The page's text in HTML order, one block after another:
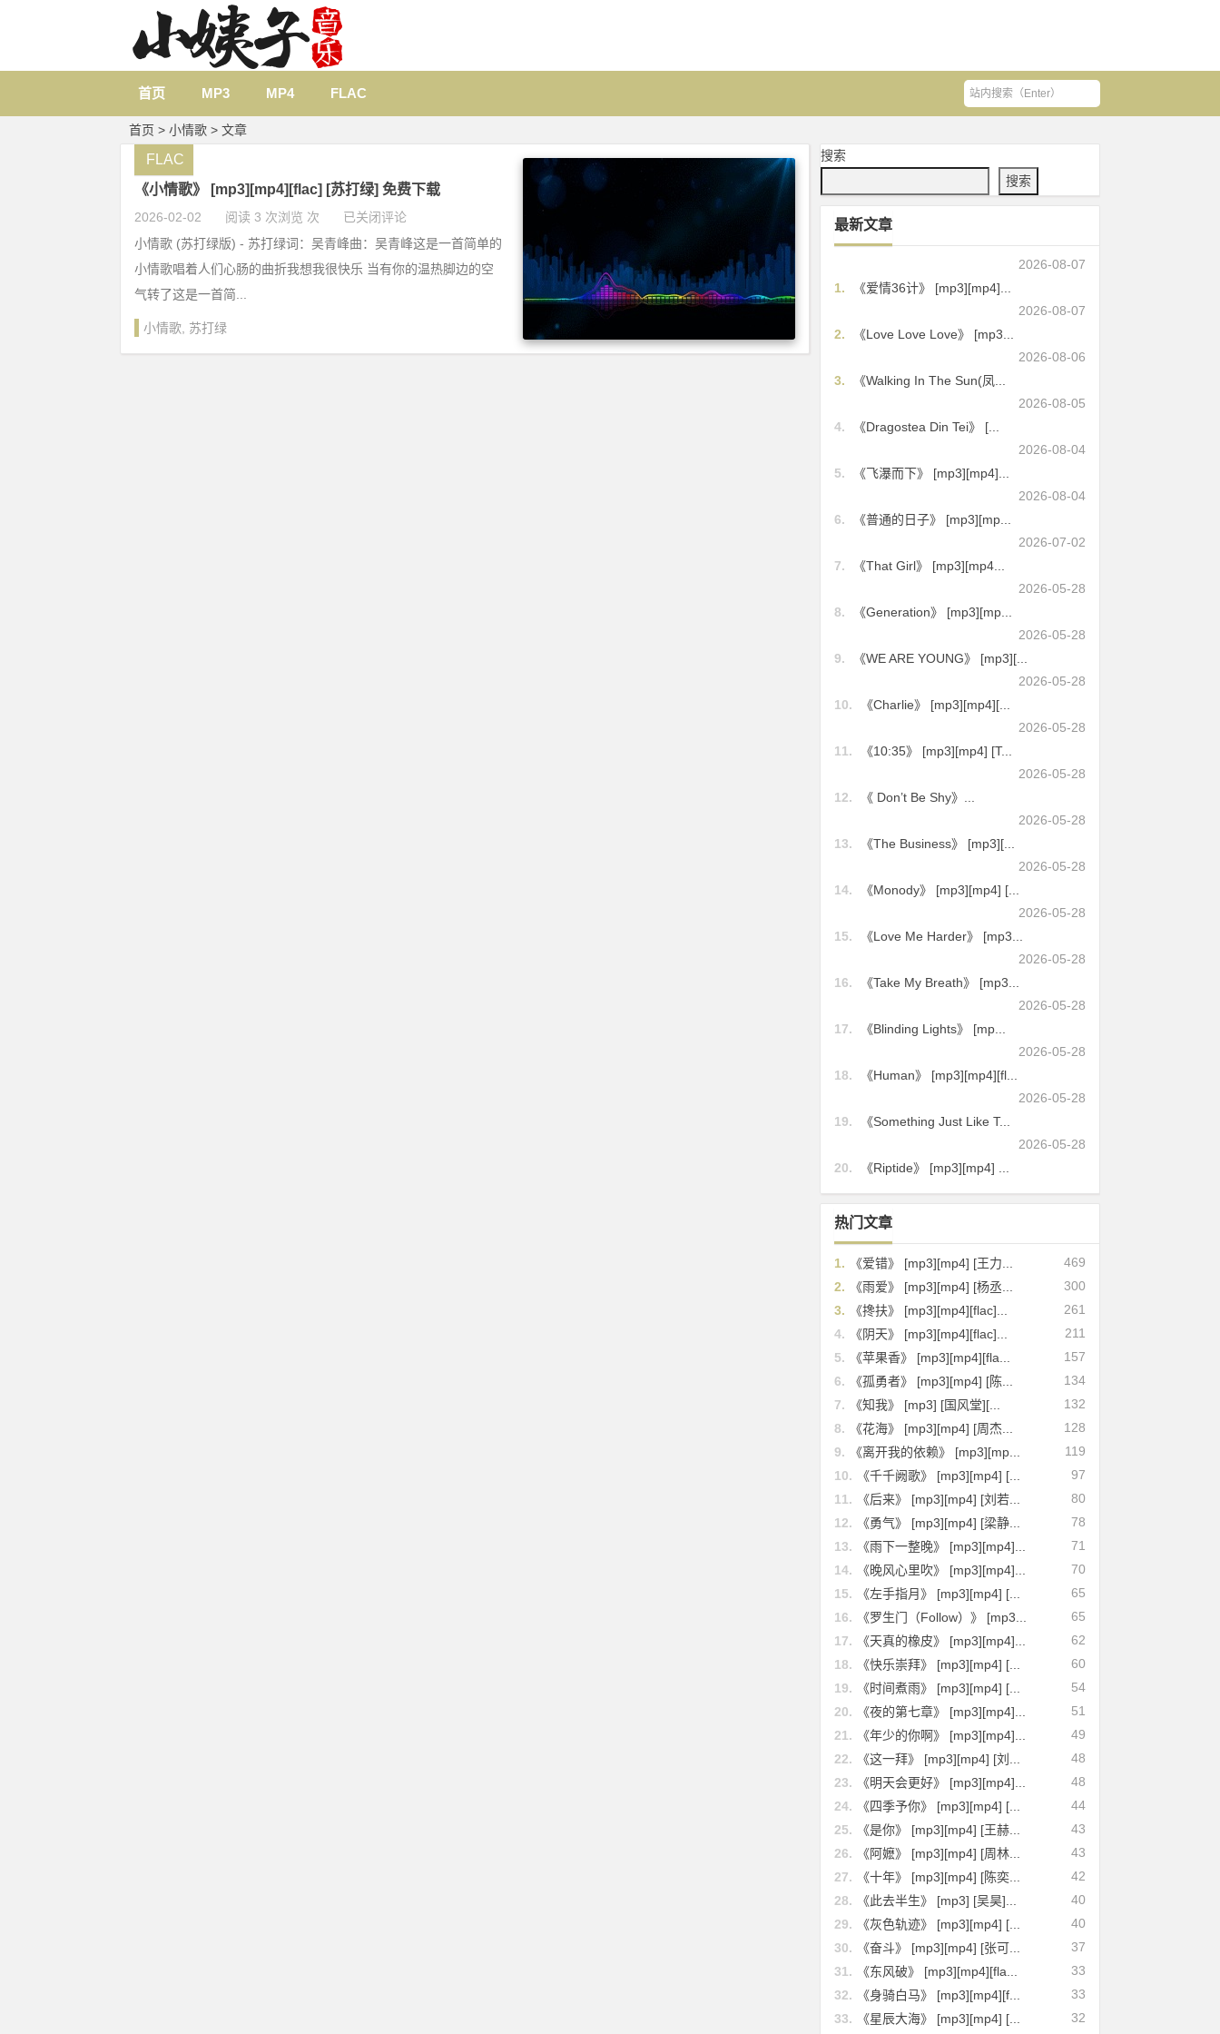
首页 MP3 MP4 FLAC
首页 > 小情歌 > 文章
《小情歌》 [mp3][mp4][flac] [苏打绿] 免费下载
2026-02-02 阅读 3 次浏览 次 已关闭评论
FLAC
小情歌 (苏打绿版) - 苏打绿词：吴青峰曲：吴青峰这是一首简单的
小情歌唱着人们心肠的曲折我想我很快乐 当有你的温热脚边的空
气转了这是一首简...
小情歌 苏打绿
搜索
搜索
最新文章
2026-08-07
1.
《爱情36计》 [mp3][mp4]...
2026-08-07
2.
《Love Love Love》 [mp3...
2026-08-06
3.
《Walking In The Sun(凤...
2026-08-05
4.
《Dragostea Din Tei》 [...
2026-08-04
5.
《飞瀑而下》 [mp3][mp4]...
2026-08-04
6.
《普通的日子》 [mp3][mp...
2026-07-02
7.
《That Girl》 [mp3][mp4...
2026-05-28
8.
《Generation》 [mp3][mp...
2026-05-28
9.
《WE ARE YOUNG》 [mp3][...
2026-05-28
10.
《Charlie》 [mp3][mp4][...
2026-05-28
11.
《10:35》 [mp3][mp4] [T...
2026-05-28
12.
《 Don’t Be Shy》...
2026-05-28
13.
《The Business》 [mp3][...
2026-05-28
14.
《Monody》 [mp3][mp4] [...
2026-05-28
15.
《Love Me Harder》 [mp3...
2026-05-28
16.
《Take My Breath》 [mp3...
2026-05-28
17.
《Blinding Lights》 [mp...
2026-05-28
18.
《Human》 [mp3][mp4][fl...
2026-05-28
19.
《Something Just Like T...
2026-05-28
20.
《Riptide》 [mp3][mp4] ...
热门文章
469
1.
《爱错》 [mp3][mp4] [王力...
300
2.
《雨爱》 [mp3][mp4] [杨丞...
261
3.
《搀扶》 [mp3][mp4][flac]...
211
4.
《阴天》 [mp3][mp4][flac]...
157
5.
《苹果香》 [mp3][mp4][fla...
134
6.
《孤勇者》 [mp3][mp4] [陈...
132
7.
《知我》 [mp3] [国风堂][...
128
8.
《花海》 [mp3][mp4] [周杰...
119
9.
《离开我的依赖》 [mp3][mp...
97
10.
《千千阙歌》 [mp3][mp4] [...
80
11.
《后来》 [mp3][mp4] [刘若...
78
12.
《勇气》 [mp3][mp4] [梁静...
71
13.
《雨下一整晚》 [mp3][mp4]...
70
14.
《晚风心里吹》 [mp3][mp4]...
65
15.
《左手指月》 [mp3][mp4] [...
65
16.
《罗生门（Follow）》 [mp3...
62
17.
《天真的橡皮》 [mp3][mp4]...
60
18.
《快乐崇拜》 [mp3][mp4] [...
54
19.
《时间煮雨》 [mp3][mp4] [...
51
20.
《夜的第七章》 [mp3][mp4]...
49
21.
《年少的你啊》 [mp3][mp4]...
48
22.
《这一拜》 [mp3][mp4] [刘...
48
23.
《明天会更好》 [mp3][mp4]...
44
24.
《四季予你》 [mp3][mp4] [...
43
25.
《是你》 [mp3][mp4] [王赫...
43
26.
《阿嬷》 [mp3][mp4] [周林...
42
27.
《十年》 [mp3][mp4] [陈奕...
40
28.
《此去半生》 [mp3] [吴昊]...
40
29.
《灰色轨迹》 [mp3][mp4] [...
37
30.
《奋斗》 [mp3][mp4] [张可...
33
31.
《东风破》 [mp3][mp4][fla...
33
32.
《身骑白马》 [mp3][mp4][f...
32
33. 《星辰大海》 [mp3][mp4] [...